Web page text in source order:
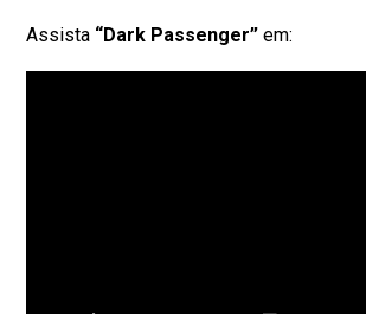
Assista “Dark Passenger” em: